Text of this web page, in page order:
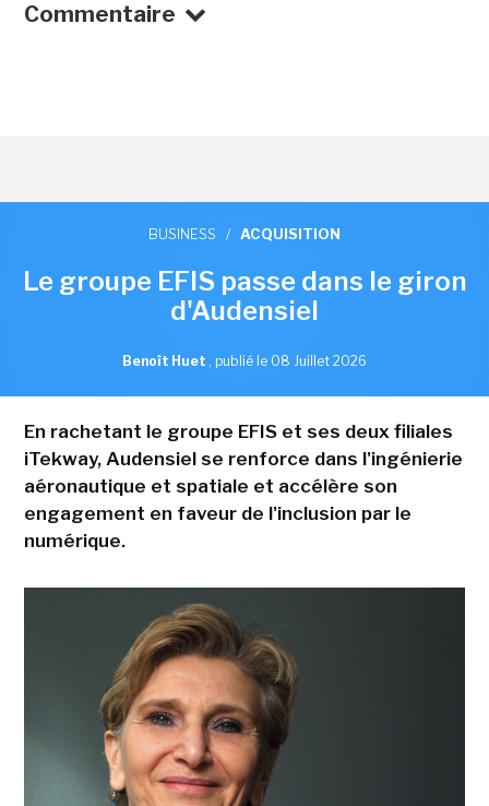
Commentaire
BUSINESS / ACQUISITION
Le groupe EFIS passe dans le giron
d'Audensiel
Benoît Huet , publié le 08 Juillet 2026
En rachetant le groupe EFIS et ses deux filiales
iTekway, Audensiel se renforce dans l'ingénierie
aéronautique et spatiale et accélère son
engagement en faveur de l'inclusion par le
numérique.